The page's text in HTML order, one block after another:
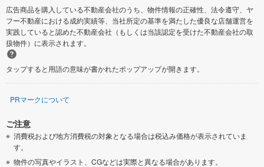
広告商品を購入している不動産会社のうち、物件情報の正確性、法令遵守、ヤ
フー不動産における成約実績等、当社所定の基準を満たした優良な店舗運営を
実践していると認めた不動産会社（もしくは当該認定を受けた不動産会社の取
扱物件）に表示されます。
タップすると用語の意味が書かれたポップアップが開きます。
PRマークについて
ご注意
消費税および地方消費税の対象となる場合は税込み価格が表示されていま
す。
物件の写真やイラスト、CGなどは実際と異なる場合があります。